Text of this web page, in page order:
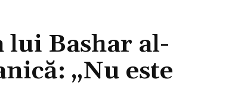
lui Bashar al-
„Nu este